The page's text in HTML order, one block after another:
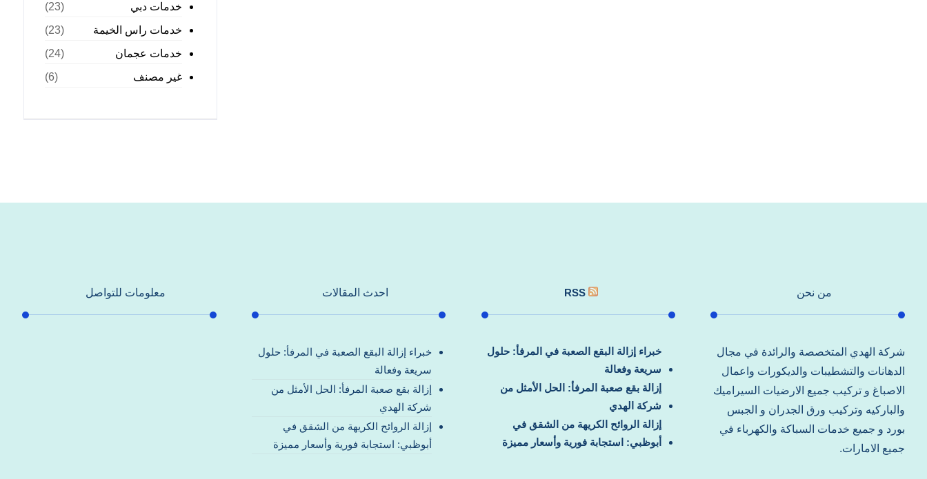
خدمات دبي
(23)
خدمات راس الخيمة
(23)
خدمات عجمان
(24)
غير مصنف
(6)
من نحن
شركة الهدي المتخصصة والرائدة في مجال
الدهانات والتشطيبات والديكورات واعمال
الاصباغ و تركيب جميع الارضيات السيراميك
والباركيه وتركيب ورق الجدران و الجبس
بورد و جميع خدمات السباكة والكهرباء في
جميع الامارات.
RSS
خبراء إزالة البقع الصعبة في المرفأ: حلول
سريعة وفعالة
إزالة بقع صعبة المرفأ: الحل الأمثل من
شركة الهدي
إزالة الروائح الكريهة من الشقق في
أبوظبي: استجابة فورية وأسعار مميزة
احدث المقالات
خبراء إزالة البقع الصعبة في المرفأ: حلول
سريعة وفعالة
إزالة بقع صعبة المرفأ: الحل الأمثل من
شركة الهدي
إزالة الروائح الكريهة من الشقق في
أبوظبي: استجابة فورية وأسعار مميزة
معلومات للتواصل